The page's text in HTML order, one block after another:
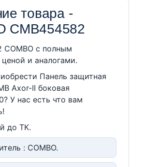
товара -
CMB454582
COMBO c полным
и аналогами.
Панeль защитная
Axor-II боковая
У нас есть что вам
до ТК.
: COMBO.